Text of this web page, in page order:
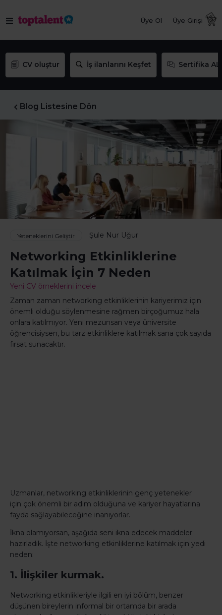
Üye Ol Üye Girişi
CV oluştur İş ilanlarını Keşfet Sertifika AL
Blog Listesine Dön
Yeteneklerini Geliştir Şule Nur Uğur
Networking Etkinliklerine
Katılmak İçin 7 Neden
Yeni CV örneklerini incele
Zaman zaman networking etkinliklerinin kariyerimiz için
önemli olduğu söylenmesine rağmen birçoğumuz hala
onlara katılmıyor. Yeni mezunsan veya üniversite
öğrencisiysen, bu tarz etkinliklere katılmak sana çok sayıda
fırsat sunacaktır.
Uzmanlar, networking etkinliklerinin genç yetenekler
için çok önemli bir adım olduğuna ve kariyer hayatlarına
fayda sağlayabileceğine inanıyorlar.
İkna olamıyorsan, aşağıda seni ikna edecek maddeler
hazırladık. İşte networking etkinliklerine katılmak için yedi
neden:
1. İlişkiler kurmak.
Networking etkinlikleriyle ilgili en iyi bölüm, benzer
düşünen bireylerin informal bir ortamda bir arada